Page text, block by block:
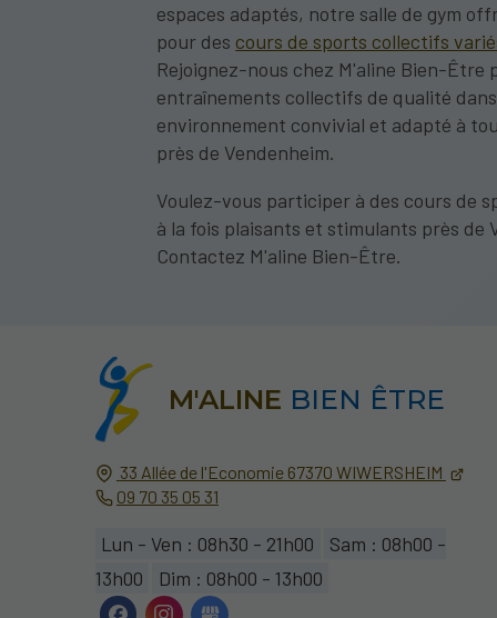
espaces adaptés, notre salle de gym
pour des cours de sports collectifs
Rejoignez-nous chez M'aline Bien-Être
entraînements collectifs de qualité
environnement convivial et adapté à
près de Vendenheim.
Voulez-vous participer à des cours de
à la fois plaisants et stimulants près de
Contactez M'aline Bien-Être.
M'ALINE BIEN ÊTRE
33 Allée de l'Economie 67370 WIWERSHEIM
09 70 35 05 31
Lun - Ven : 08h30 - 21h00
Sam : 08h00 -
13h00
Dim : 08h00 - 13h00